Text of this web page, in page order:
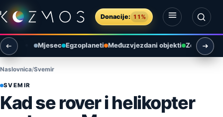
Preskoči na sadržaj
Donacije: 11%
Otvori izbornik
Otvori pretragu
Mjesec Egzoplaneti Međuzvjezdani objekti Zemlja i
Naslovnica Svemir
SVEMIR
Kad se rover i helikopter